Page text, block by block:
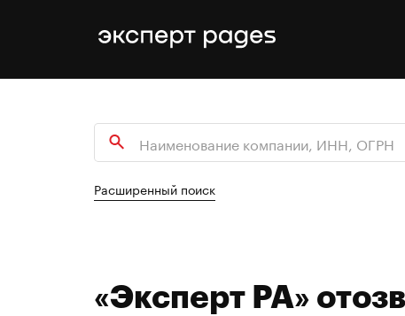
Расширенный поиск
«Эксперт РА»